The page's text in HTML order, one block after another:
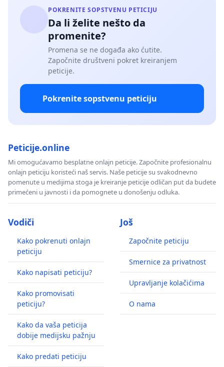
POKRENITE SOPSTVENU PETICIJU
Da li želite nešto da
promenite?
Promena se ne događa ako ćutite.
Započnite društveni pokret kreiranjem
peticije.
Pokrenite sopstvenu peticiju
Peticije.online
Mi omogućavamo besplatne onlajn peticije. Započnite profesionalnu
onlajn peticiju koristeći naš servis. Naše peticije su svakodnevno
pomenute u medijima stoga je kreiranje peticije odličan put da budete
primećeni u javnosti i da pomognete u donošenju odluka.
Vodiči
Kako pokrenuti onlajn
peticiju
Kako napisati peticiju?
Kako promovisati
peticiju?
Kako da vaša peticija
dobije medijsku pažnju
Kako predati peticiju
Još
Započnite peticiju
Smernice za privatnost
Upravljanje kolačićima
O nama